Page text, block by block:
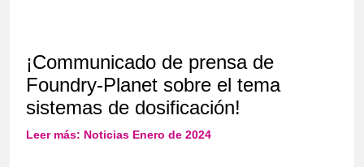
¡Communicado de prensa de
Foundry-Planet sobre el tema
sistemas de dosificación!
Leer más: Noticias Enero de 2024